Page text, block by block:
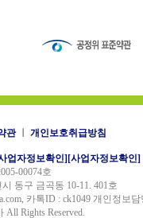
관ㅣ 개인보호취급방침
업자정보확인] [사업자정보확인]
00074호
동구 금곡동 10-11. 401호
카톡ID : ck1049 개인정보
Rights Reserved.